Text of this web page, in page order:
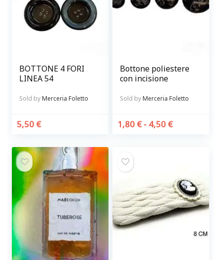
BOTTONE 4 FORI
LINEA 54
Sold byMerceria Foletto
5,50 €
Bottone poliestere
con incisione
Sold byMerceria Foletto
1,80 € - 4,50 €